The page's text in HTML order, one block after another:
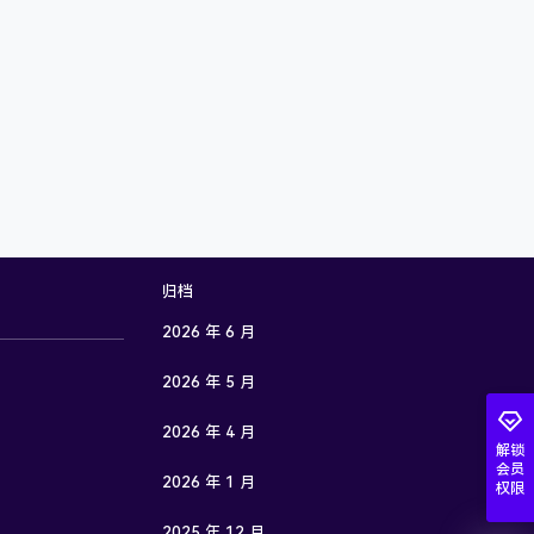
解锁
会员
权限
归档
2026 年 6 月
2026 年 5 月
2026 年 4 月
2026 年 1 月